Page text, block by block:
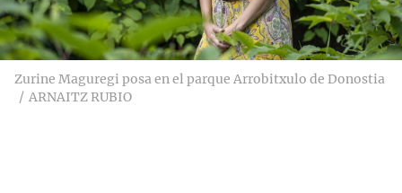
Zurine Maguregi posa en el parque Arrobitxulo de Donostia
ARNAITZ RUBIO